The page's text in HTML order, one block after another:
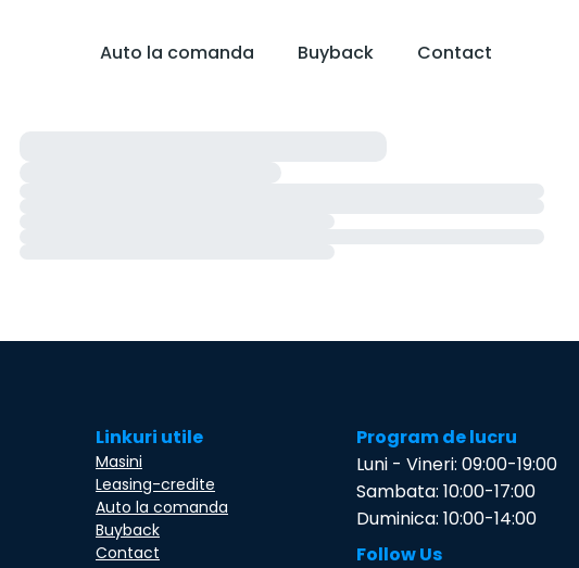
Auto la comanda Buyback Contact
Linkuri utile
Masini
Leasing-credite
Auto la comanda
Buyback
Contact
Program de lucru
Luni - Vineri: 09:00-19:00
Sambata: 10:00-17:00
Duminica: 10:00-14:00
Follow Us